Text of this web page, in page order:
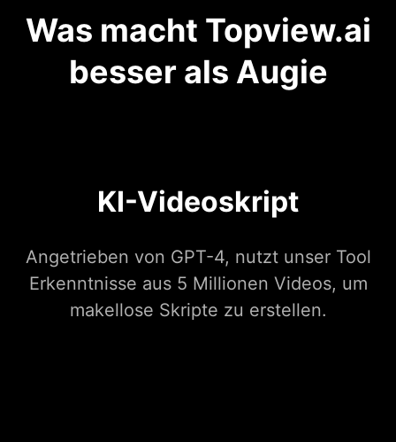
Was macht Topview.ai
besser als Augie
KI-Videoskript
Angetrieben von GPT-4, nutzt unser Tool
Erkenntnisse aus 5 Millionen Videos, um
makellose Skripte zu erstellen.